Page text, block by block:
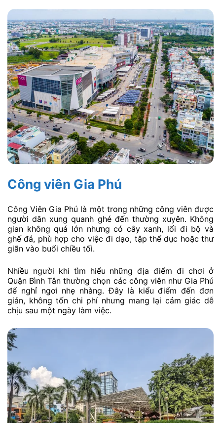
Công viên Gia Phú
Công Viên Gia Phú là một trong những công viên được
người dân xung quanh ghé đến thường xuyên. Không
gian không quá lớn nhưng có cây xanh, lối đi bộ và
ghế đá, phù hợp cho việc đi dạo, tập thể dục hoặc thư
giãn vào buổi chiều tối.
Nhiều người khi tìm hiểu những địa điểm đi chơi ở
Quận Bình Tân thường chọn các công viên như Gia Phú
để nghỉ ngơi nhẹ nhàng. Đây là kiểu điểm đến đơn
giản, không tốn chi phí nhưng mang lại cảm giác dễ
chịu sau một ngày làm việc.